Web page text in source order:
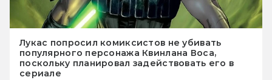
Лукас попросил комиксистов не убивать
популярного персонажа Квинлана Воса,
поскольку планировал задействовать его в
сериале